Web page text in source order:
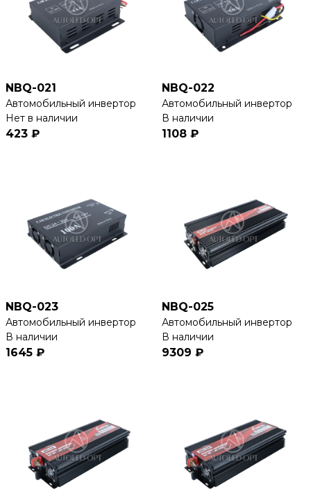
NBQ-021
Автомобильный инвертор
Нет в наличии
423 ₽
NBQ-022
Автомобильный инвертор
В наличии
1108 ₽
NBQ-023
Автомобильный инвертор
В наличии
1645 ₽
NBQ-025
Автомобильный инвертор
В наличии
9309 ₽